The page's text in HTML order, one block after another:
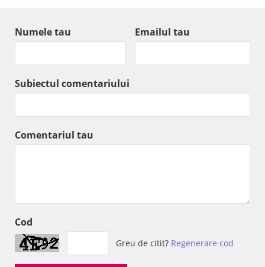
Numele tau Emailul tau
Subiectul comentariului
Comentariul tau
Cod
Greu de citit? Regenerare cod